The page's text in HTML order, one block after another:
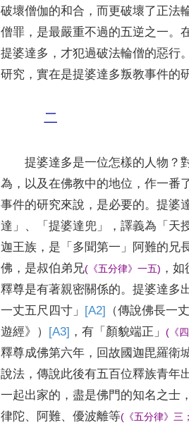
破壞僧伽的和合 ，而更破壞了正法
僧罪 ， 是最嚴重不過的五逆之一。
提婆達多 ， 才犯過破法輪僧的惡行
研究 ，實在是提婆達多叛教事件的
二
提婆達多是一位怎樣的人物 ？
為 ， 以及在佛教中的地位 ，作一番
事件的研究來說 ， 是必要的。提婆
達 」 、「提婆達兜 」，譯義為 「 天
迦王族 ， 是 「 多聞第一 」 阿難的 兄
佛 ， 是叔伯弟兄( 《五分律》一五) ，如
釋尊是有著親密關係的。提婆達多
一丈五尺四寸 」 [A2]
（傳說佛長一
遊經》 ） [A3] ，有 「 顏貌端正 」( 《
釋尊成佛第六年 ， 回故 國迦毘羅衛
說法 ，傳說此後有五百位釋族青年
一起出家的 ，盡是佛門的知名之士
律陀、 阿難、優波離等( 《五分律》 三